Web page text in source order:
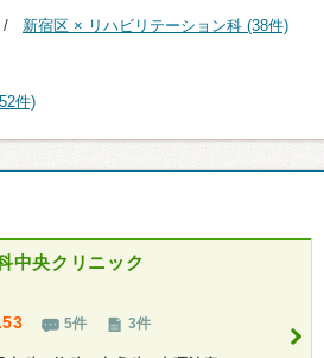
新宿区 × リハビリテーション科 (38件)
件)
中央クリニック
5件 3件